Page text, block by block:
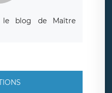
le blog de Maître